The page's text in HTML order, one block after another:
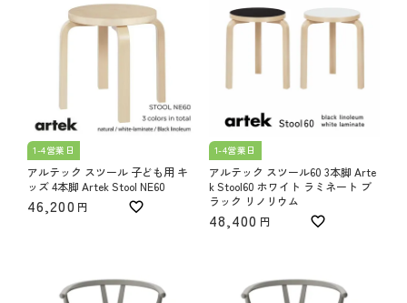
1-4営業日
アルテック スツール 子ども用 キ
ッズ 4本脚 Artek Stool NE60
46,200
1-4営業日
アルテック スツール60 3本脚 Arte
k Stool60 ホワイト ラミネート ブ
ラック リノリウム
48,400